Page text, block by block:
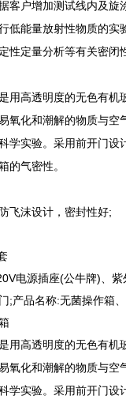
客户增加测试线内及旋
低能量放射性物质的实
性定量分析等有关密闭
用高透明度的无色有机
氧化和潮解的物质与空
学实验。采用前开门设
的气密性。
飞沫设计，密封性好;
电源插座(公牛牌)、紫
;产品名称:无菌操作箱
用高透明度的无色有机
氧化和潮解的物质与空
学实验。采用前开门设